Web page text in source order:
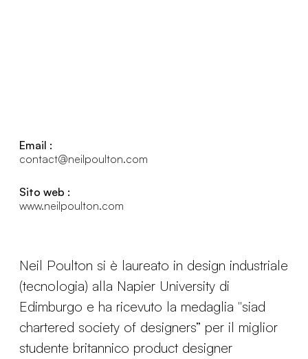
Email :
contact@neilpoulton.com
Sito web :
www.neilpoulton.com
Neil Poulton si è laureato in design industriale
(tecnologia) alla Napier University di
Edimburgo e ha ricevuto la medaglia "siad
chartered society of designers” per il miglior
studente britannico product designer